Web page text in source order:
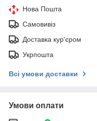
Нова Пошта
Самовивіз
Доставка кур'єром
Укрпошта
Всі умови доставки
Умови оплати